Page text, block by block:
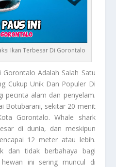
Ikan Terbesar Di Gorontalo
Gorontalo Adalah Salah Satu
Cukup Unik Dan Populer Di
pecinta alam dan penyelam.
Botubarani, sekitar 20 menit
Gorontalo. Whale shark
di dunia, dan meskipun
12 meter atau lebih.
dan tidak berbahaya bagi
ini sering muncul di